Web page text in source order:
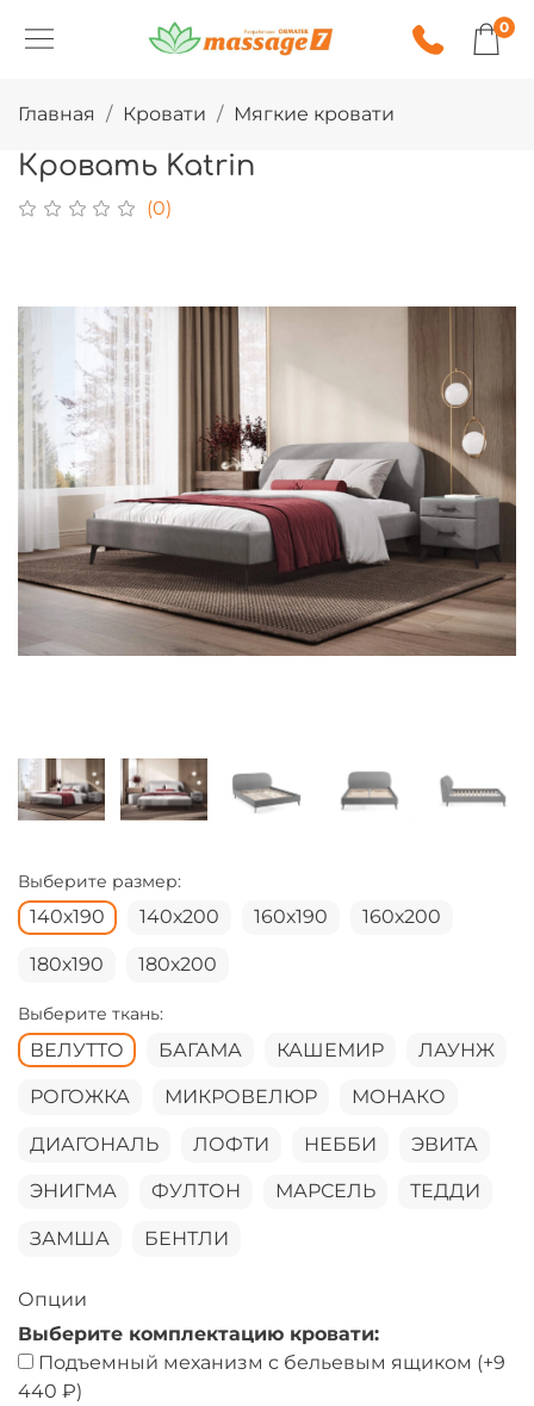
0
Главная Кровати Мягкие кровати
Кровать Katrin
(0)
Выберите размер:
140х190 140х200 160х190 160х200
180х190 180х200
Выберите ткань:
ВЕЛУТТО БАГАМА КАШЕМИР ЛАУНЖ
РОГОЖКА МИКРОВЕЛЮР МОНАКО
ДИАГОНАЛЬ ЛОФТИ НЕББИ ЭВИТА
ЭНИГМА ФУЛТОН МАРСЕЛЬ ТЕДДИ
ЗАМША БЕНТЛИ
Опции
Выберите комплектацию кровати:
Подъемный механизм с бельевым ящиком (+9
440 ₽)